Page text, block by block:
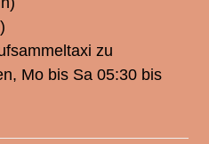
zu
Mo bis Sa 05:30 bis